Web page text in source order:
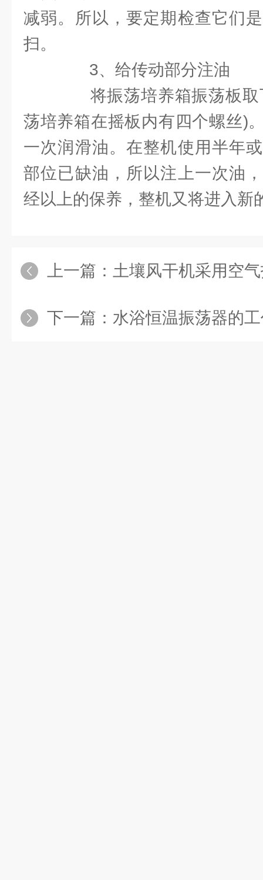
减弱。所以，要定期检查它们
扫。
3、给传动部分注油
将振荡培养箱振荡板取
荡培养箱在摇板内有四个螺丝)
一次润滑油。在整机使用半年
部位已缺油，所以注上一次油
经以上的保养，整机又将进入新
上一篇： 土壤风干机采用空
下一篇： 水浴恒温振荡器的